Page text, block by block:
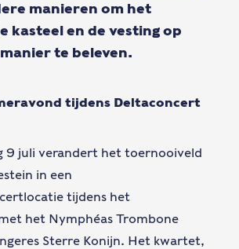
manieren om het
kasteel en de vestingop
te beleven.
tijdens Deltaconcert
9 juli verandert het toernooiveld
in een
tijdens het
het Nymphéas Trombone
Sterre Konijn. Het kwartet,